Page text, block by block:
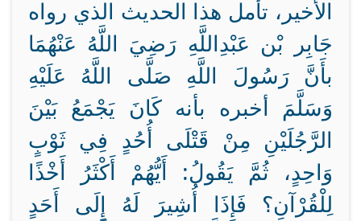
الأخير، تأمل هذا الحديث الذي رواه
جَابِر بْن عَبْدِاللَّهِ رَضِيَ اللَّهُ عَنْهُمَا
بأَنَّ رَسُولَ اللَّهِ صَلَّى اللَّهُ عَلَيْهِ
وَسَلَّمَ أخبره بأنه كَانَ يَجْمَعُ بَيْنَ
الرَّجُلَيْنِ مِنْ قَتْلَى أُحُدٍ فِي ثَوْبٍ
وَاحِدٍ، ثُمَّ يَقُولُ: أَيُّهُمْ أَكْثَرُ أَخْذًا
لِلْقُرْآنِ؟ فَإِذَا أُشِيرَ لَهُ إِلَى أَحَدٍ